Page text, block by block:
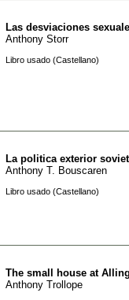
Las desviaciones
Anthony Storr
Libro usado (Castellano)
La politica exterior
Anthony T. Bouscaren
Libro usado (Castellano)
The small house at
Anthony Trollope